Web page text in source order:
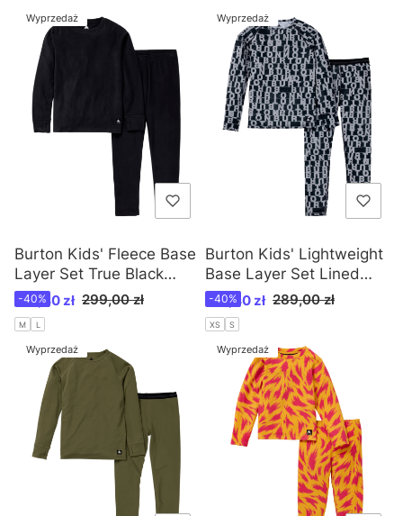
Wyprzedaż
Burton Kids' Fleece Base
Layer Set True Black
/W25
Cena promocyjna
179,40 zł 299,00 zł
-40%
M L
Wyprzedaż
Burton Kids' Lightweight
Base Layer Set Lined
Letters /W25
Cena promocyjna
173,40 zł 289,00 zł
-40%
XS S
Wyprzedaż Wyprzedaż